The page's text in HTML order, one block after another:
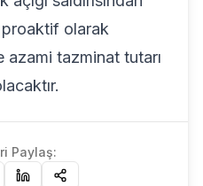
proaktif olarak
tazminat tutarı
Paylaş: